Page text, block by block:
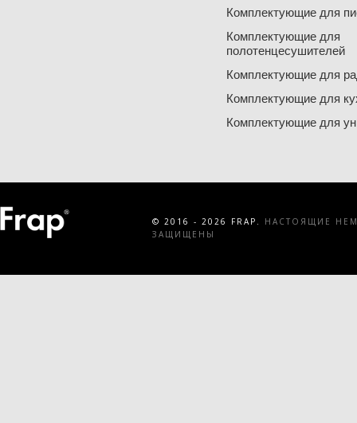
Комплектующие для
Комплектующие для
полотенцесушителей
Комплектующие для
Комплектующие для
Комплектующие для
© 2016 - 2026 FRAP.
НАСТОЯЩИЕ
ЗАЩИЩЕНЫ